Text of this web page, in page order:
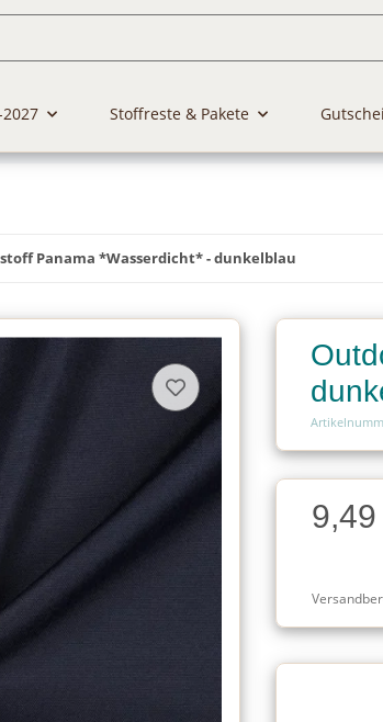
Stoffreste & Pakete
Panama *Wasserdicht* - dunkelblau
Charge
Charge9,49